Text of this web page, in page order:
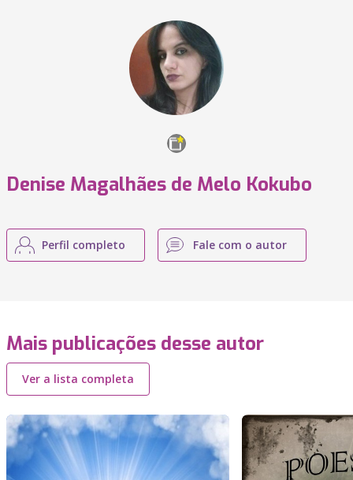
Denise Magalhães de Melo Kokubo
Perfil completo Fale com o autor
Mais publicações desse autor
Ver a lista completa